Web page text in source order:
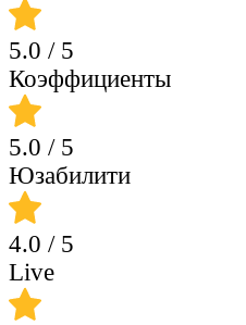
5.0 / 5
Коэффициенты
5.0 / 5
Юзабилити
4.0 / 5
Live